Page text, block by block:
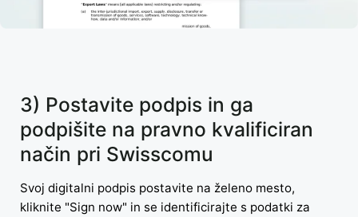
3) Postavite podpis in ga
podpišite na pravno kvalificiran
način pri Swisscomu
Svoj digitalni podpis postavite na želeno mesto,
kliknite "Sign now" in se identificirajte s podatki za